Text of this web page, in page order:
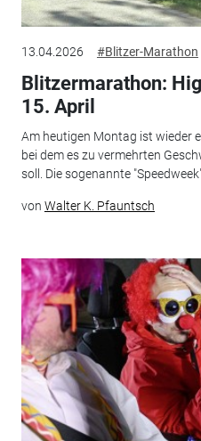
13.04.2026 #Blitzer-Marathon
Blitzermarathon:
15. April
Am heutigen Montag ist wieder
bei dem es zu vermehrten
soll. Die sogenannte
von Walter K. Pfauntsch